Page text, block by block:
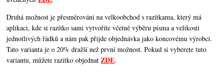
Druhá možnost je přesměrování na velkoobchod s razítkama, který má
aplikaci, kde si razítko sami vytvoříte včetně výběru písma a velikosti
jednotlivých řádků a nám pak přijde objednávka jako koncovému výrobci.
Tato varianta je o 20% dražší než první možnost. Pokud si vyberete tuto
variantu, můžete razítko objednatZDE.